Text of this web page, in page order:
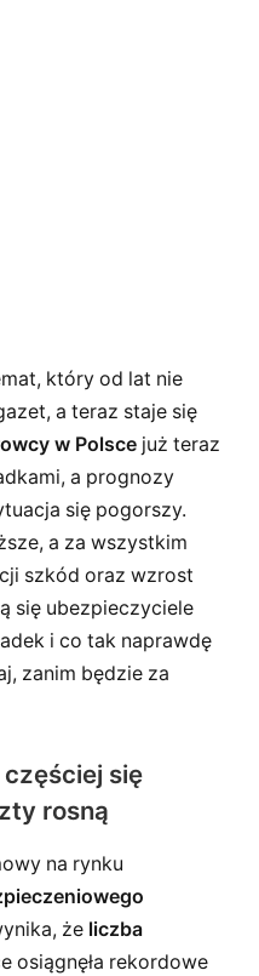
który od lat nie
a teraz staje się
w Polsce już teraz
a prognozy
się pogorszy.
a za wszystkim
szkód oraz wzrost
się ubezpieczyciele
i co tak naprawdę
zanim będzie za
częściej się
rosną
na rynku
że liczba
osiągnęła rekordowe